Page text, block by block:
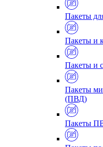
Пакеты
Пакеты и
Пакеты и
Пакеты
(ПВД)
Пакеты